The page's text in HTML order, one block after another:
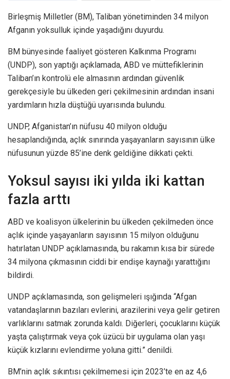
Birleşmiş Milletler (BM), Taliban yönetiminden 34 milyon
Afganın yoksulluk içinde yaşadığını duyurdu.
BM bünyesinde faaliyet gösteren Kalkınma Programı
(UNDP), son yaptığı açıklamada, ABD ve müttefiklerinin
Taliban’ın kontrolü ele almasının ardından güvenlik
gerekçesiyle bu ülkeden geri çekilmesinin ardından insani
yardımların hızla düştüğü uyarısında bulundu.
UNDP, Afganistan’ın nüfusu 40 milyon olduğu
hesaplandığında, açlık sınırında yaşayanların sayısının ülke
nüfusunun yüzde 85’ine denk geldiğine dikkati çekti.
Yoksul sayısı iki yılda iki kattan
fazla arttı
ABD ve koalisyon ülkelerinin bu ülkeden çekilmeden önce
açlık içinde yaşayanların sayısının 15 milyon olduğunu
hatırlatan UNDP açıklamasında, bu rakamın kısa bir sürede
34 milyona çıkmasının ciddi bir endişe kaynağı yarattığını
bildirdi.
UNDP açıklamasında, son gelişmeleri ışığında “Afgan
vatandaşlarının bazıları evlerini, arazilerini veya gelir getiren
varlıklarını satmak zorunda kaldı. Diğerleri, çocuklarını küçük
yaşta çalıştırmak veya çok üzücü bir uygulama olan yaşı
küçük kızlarını evlendirme yoluna gitti.” denildi.
BM’nin açlık sıkıntısı çekilmemesi için 2023’te en az 4,6